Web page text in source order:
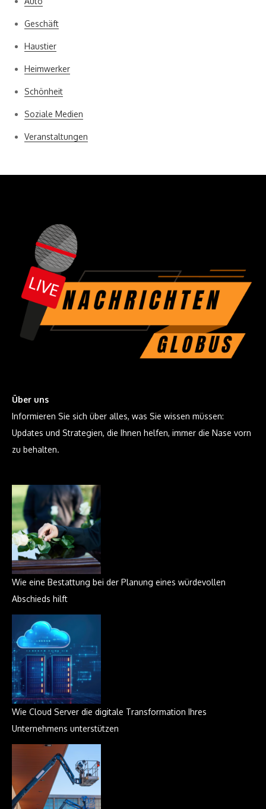
Geschäft
Haustier
Heimwerker
Schönheit
Soziale Medien
Veranstaltungen
Über uns
Informieren Sie sich über alles, was Sie wissen müssen:
Updates und Strategien, die Ihnen helfen, immer die Nase vorn
zu behalten.
Wie eine Bestattung bei der Planung eines würdevollen
Abschieds hilft
Wie Cloud Server die digitale Transformation Ihres
Unternehmens unterstützen